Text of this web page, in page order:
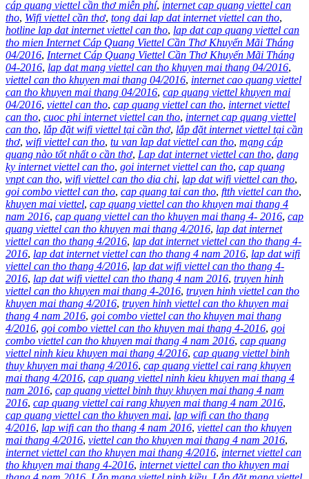
cáp quang viettel cần thơ miễn phí, internet cap quang viettel can
tho, Wifi viettel cần thơ, tong dai lap dat internet viettel can tho,
hotline lap dat internet viettel can tho, lap dat cap quang viettel can
tho mien Internet Cáp Quang Viettel Cần Thơ Khuyến Mãi Tháng
04/2016, Internet Cáp Quang Viettel Cần Thơ Khuyến Mãi Tháng
04-2016, lap dat mang viettel can tho khuyen mai thang 04/2016,
viettel can tho khuyen mai thang 04/2016, internet cao quang viettel
can tho khuyen mai thang 04/2016, cap quang viettel khuyen mai
04/2016, viettel can tho, cap quang viettel can tho, internet viettel
can tho, cuoc phi internet viettel can tho, internet cap quang viettel
can tho, lắp đặt wifi viettel tại cần thơ, lắp đặt internet viettel tại cần
thơ, wifi viettel can tho, tu van lap dat viettel can tho, mạng cáp
quang nào tốt nhất o cần thơ, Lap dat internet viettel can tho, dang
ky internet viettel can tho, goi internet viettel can tho, cap quang
vnpt can tho, wifi viettel can tho dia chi, lap dat wifi viettel can tho,
goi combo viettel can tho, cap quang tai can tho, ftth viettel can tho,
khuyen mai viettel, cap quang viettel can tho khuyen mai thang 4
nam 2016, cap quang viettel can tho khuyen mai thang 4- 2016, cap
quang viettel can tho khuyen mai thang 4/2016, lap dat internet
viettel can tho thang 4/2016, lap dat internet viettel can tho thang 4-
2016, lap dat internet viettel can tho thang 4 nam 2016, lap dat wifi
viettel can tho thang 4/2016, lap dat wifi viettel can tho thang 4-
2016, lap dat wifi viettel can tho thang 4 nam 2016, truyen hinh
viettel can tho khuyen mai thang 4-2016, truyen hinh viettel can tho
khuyen mai thang 4/2016, truyen hinh viettel can tho khuyen mai
thang 4 nam 2016, goi combo viettel can tho khuyen mai thang
4/2016, goi combo viettel can tho khuyen mai thang 4-2016, goi
combo viettel can tho khuyen mai thang 4 nam 2016, cap quang
viettel ninh kieu khuyen mai thang 4/2016, cap quang viettel binh
thuy khuyen mai thang 4/2016, cap quang viettel cai rang khuyen
mai thang 4/2016, cap quang viettel ninh kieu khuyen mai thang 4
nam 2016, cap quang viettel binh thuy khuyen mai thang 4 nam
2016, cap quang viettel cai rang khuyen mai thang 4 nam 2016,
cap quang viettel can tho khuyen mai, lap wifi can tho thang
4/2016, lap wifi can tho thang 4 nam 2016, viettel can tho khuyen
mai thang 4/2016, viettel can tho khuyen mai thang 4 nam 2016,
internet viettel can tho khuyen mai thang 4/2016, internet viettel can
tho khuyen mai thang 4-2016, internet viettel can tho khuyen mai